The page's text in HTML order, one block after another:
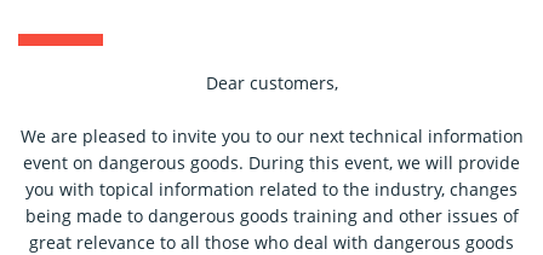
Dear customers,
We are pleased to invite you to our next technical information
event on dangerous goods. During this event, we will provide
you with topical information related to the industry, changes
being made to dangerous goods training and other issues of
great relevance to all those who deal with dangerous goods